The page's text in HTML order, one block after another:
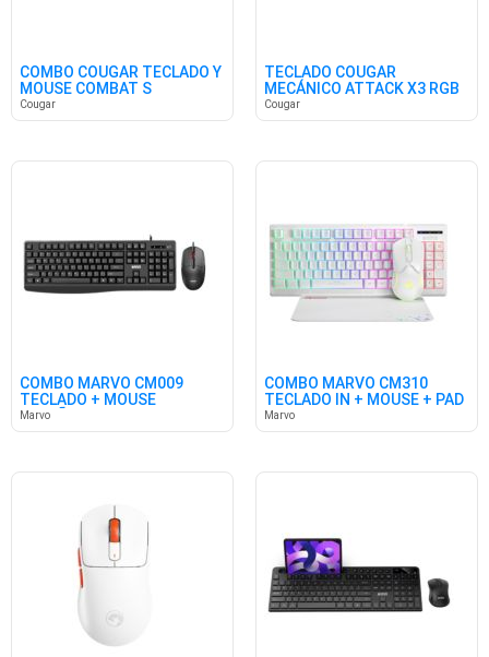
COMBO COUGAR TECLADO Y
MOUSE COMBAT S
Cougar
TECLADO COUGAR
MECÁNICO ATTACK X3 RGB
SPANISH OB
Cougar
COMBO MARVO CM009
TECLADO + MOUSE
ESPAÑOL
Marvo
COMBO MARVO CM310
TECLADO IN + MOUSE + PAD
WH ING
Marvo